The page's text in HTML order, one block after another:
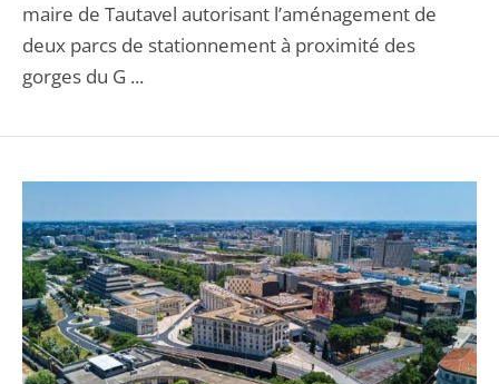
maire de Tautavel autorisant l’aménagement de
deux parcs de stationnement à proximité des
gorges du G ...